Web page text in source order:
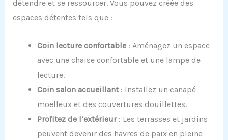
détendre et se ressourcer. Vous pouvez créée des
espaces détentes tels que :
Coin lecture confortable: Aménagez un espace
avec une chaise confortable et une lampe de
lecture.
Coin salon accueillant: Installez un canapé
moelleux et des couvertures douillettes.
Profitez de l’extérieur: Les terrasses et jardins
peuvent devenir des havres de paix en pleine